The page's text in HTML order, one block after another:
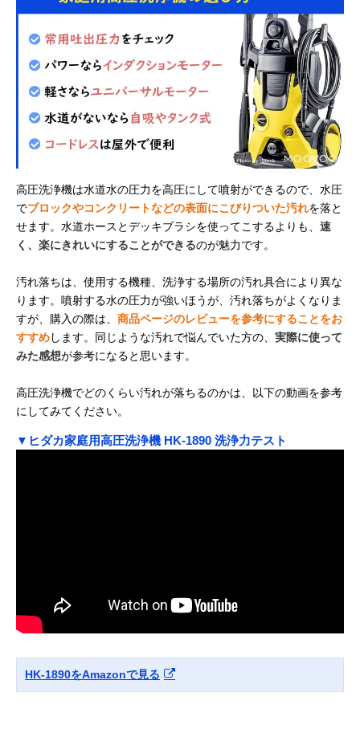
高圧洗浄機は水道水の圧力を高圧にして噴射ができるので、水圧
でブロックやコンクリートなどの表面にこびりついた汚れを落と
せます。水道ホースとデッキブラシを使ってこするよりも、 速
く、楽にきれいにすることができるのが魅力です。
汚れ落ちは、使用する機種、洗浄する場所の汚れ具合により異な
ります。噴射する水の圧力が強いほうが、汚れ落ちがよくなりま
すが、購入の際は、 商品ページのレビューを参考にすることをお
すすめします。同じような汚れで悩んでいた方の、 実際に使って
みた感想が参考になると思います。
高圧洗浄機でどのくらい汚れが落ちるのかは、以下の動画を参考
にしてみてください。
▼ヒダカ家庭用高圧洗浄機 HK-1890 洗浄力テスト
HK-1890をAmazonで見る